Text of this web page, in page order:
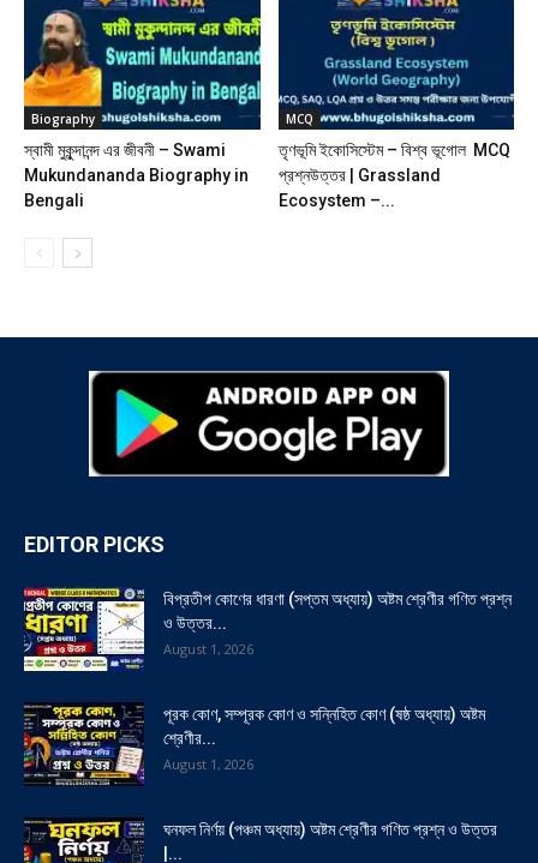
Biography
স্বামী মুকুন্দানন্দ এর জীবনী – Swami
Mukundananda Biography in
Bengali
MCQ
তৃণভূমি ইকোসিস্টেম – বিশ্ব ভূগোল MCQ
প্রশ্নউত্তর | Grassland
Ecosystem –...
EDITOR PICKS
বিপ্রতীপ কোণের ধারণা (সপ্তম অধ্যায়) অষ্টম শ্রেণীর গণিত প্রশ্ন
ও উত্তর...
August 1, 2026
পূরক কোণ, সম্পূরক কোণ ও সন্নিহিত কোণ (ষষ্ঠ অধ্যায়) অষ্টম
শ্রেণীর...
August 1, 2026
ঘনফল নির্ণয় (পঞ্চম অধ্যায়) অষ্টম শ্রেণীর গণিত প্রশ্ন ও উত্তর
|...